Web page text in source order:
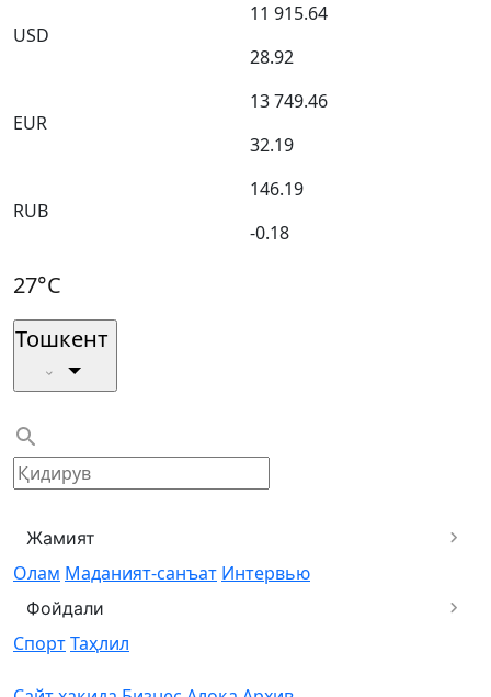
USD
11 915.64
28.92
EUR
13 749.46
32.19
RUB
146.19
-0.18
27°C
Тошкент
Жамият
Олам Маданият-санъат Интервью
Фойдали
СпортТаҳлил